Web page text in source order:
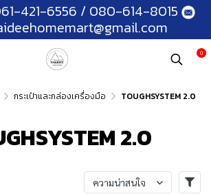
421-6556 / 080-614-8015
0
กระเป๋าและกล่องเครื่องมือ TOUGHSYSTEM 2.0
2.0
ความน่าสนใจ